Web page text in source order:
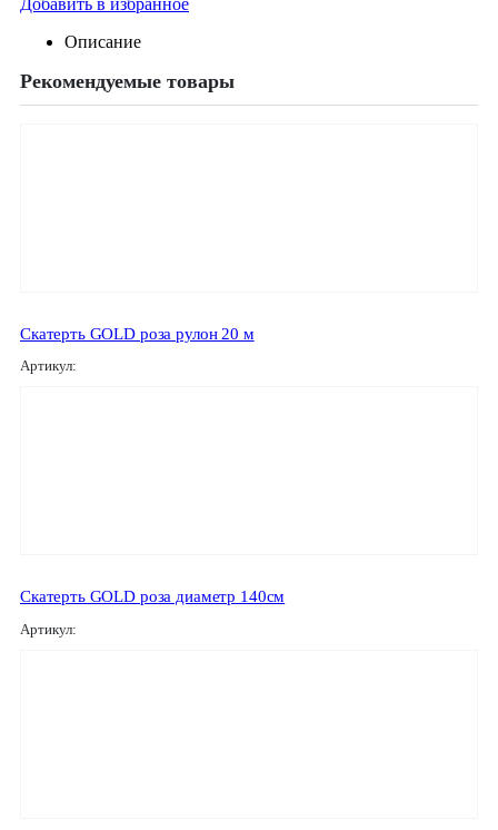
Добавить в избранное
Описание
Рекомендуемые товары
Скатерть GOLD роза рулон 20 м
Артикул:
Скатерть GOLD роза диаметр 140см
Артикул: